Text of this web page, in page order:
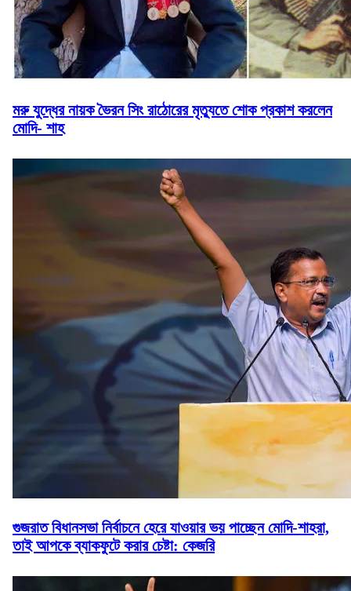
মরু যুদ্ধের নায়ক ভৈরন সিং রাঠোরের মৃত্যুতে শোক প্রকাশ করলেন
মোদি- শাহ
গুজরাত বিধানসভা নির্বাচনে হেরে যাওয়ার ভয় পাচ্ছেন মোদি-শাহরা,
তাই আপকে ব্যাকফুটে করার চেষ্টা: কেজরি